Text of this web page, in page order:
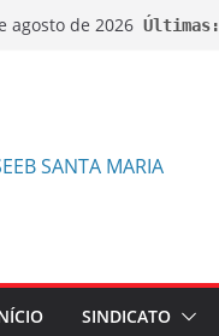
agosto de 2026 Últimas:
SINDICATO